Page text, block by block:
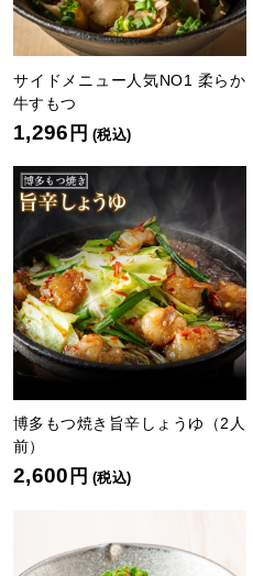
サイドメニュー人気NO1 柔らか
牛すもつ
1,296 円 (税込)
博多もつ焼き旨辛しょうゆ（2人
前）
2,600 円 (税込)